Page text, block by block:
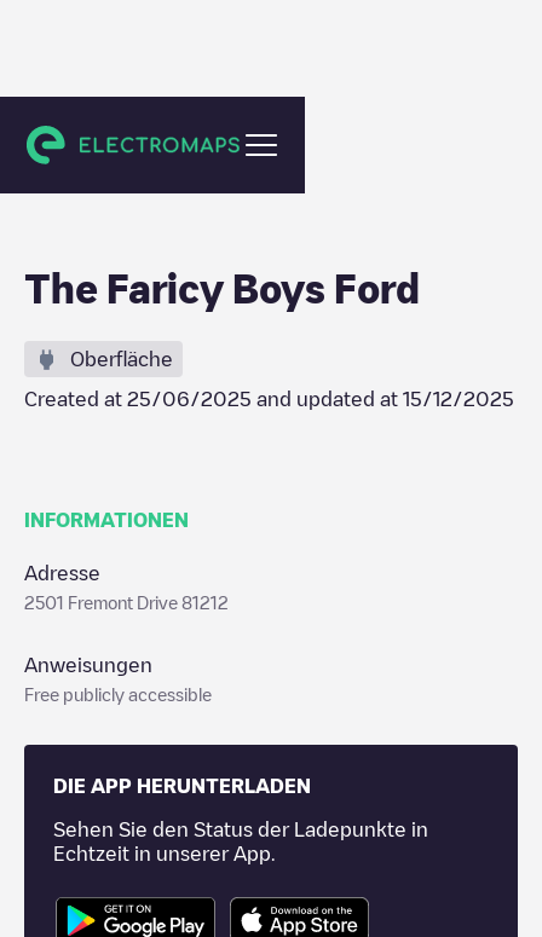
Cañon City
The Faricy Boys Ford
Oberfläche
Created at 25/06/2025 and updated at 15/12/2025
INFORMATIONEN
Adresse
2501 Fremont Drive 81212
Anweisungen
Free publicly accessible
DIE APP HERUNTERLADEN
Sehen Sie den Status der Ladepunkte in
Echtzeit in unserer App.